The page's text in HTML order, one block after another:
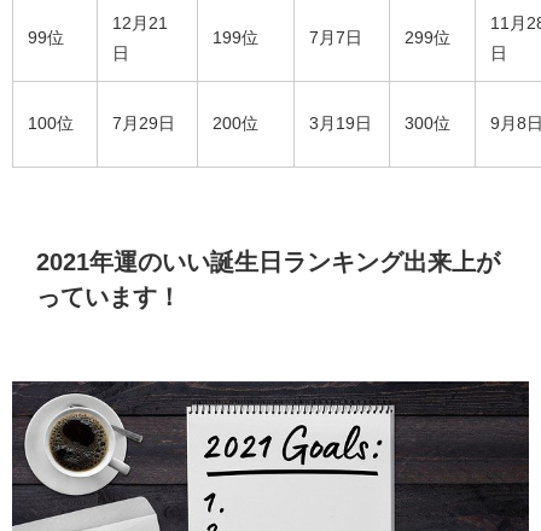
99位
12月21
日
199位 7月7日 299位
11月
日
100位 7月29日 200位 3月19日 300位 9月8
2021年運のいい誕生日ランキング出来上が
っています！